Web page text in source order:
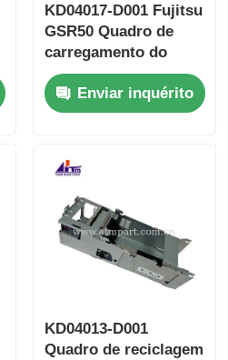
KD04017-D001 Fujitsu
GSR50 Quadro de
carregamento do
dispensador Partes
de quiosques de
caixas eletrónicos
Enviar inquérito
KD04013-D001
Quadro de reciclagem